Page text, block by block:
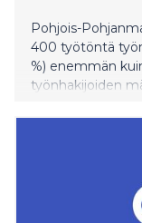
Pohjois-
400 työtöntä
%) enemmän
työnhakijoiden
Koillismaata
vähäinen. Yli 80
toteutunut Oulun